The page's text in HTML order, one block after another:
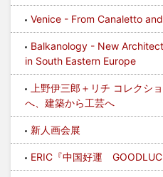
Venice - From Canaletto
Balkanology - New
in South Eastern Europe
上野伊三郎＋リチ コレクシ
へ、建築から工芸へ
新人画会展
ERIC『中国好運